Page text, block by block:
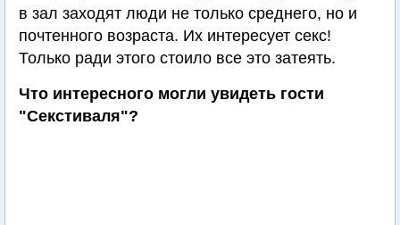
в зал заходят люди не только среднего, но и
почтенного возраста. Их интересует секс!
Только ради этого стоило все это затеять.
Что интересного могли увидеть гости
"Секстиваля"?